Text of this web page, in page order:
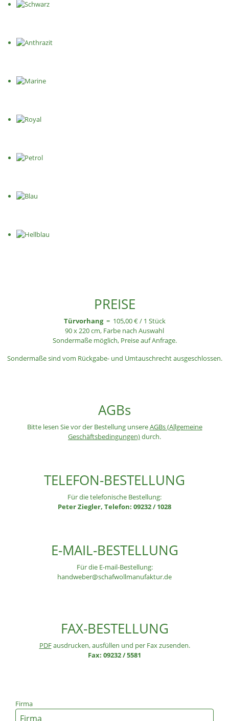
PREISE
Türvorhang = 105,00 € / 1 Stück
90 x 220 cm, Farbe nach Auswahl
Sondermaße möglich, Preise auf Anfrage.
Sondermaße sind vom Rückgabe- und Umtauschrecht ausgeschlossen.
AGBs
Bitte lesen Sie vor der Bestellung unsereAGBs (Allgemeine
Geschäftsbedingungen)durch.
TELEFON-BESTELLUNG
Für die telefonische Bestellung:
Peter Ziegler, Telefon: 09232 / 1028
E-MAIL-BESTELLUNG
Für die E-mail-Bestellung:
handweber@schafwollmanufaktur.de
FAX-BESTELLUNG
PDFausdrucken, ausfüllen und per Fax zusenden.
Fax: 09232 / 5581
Firma